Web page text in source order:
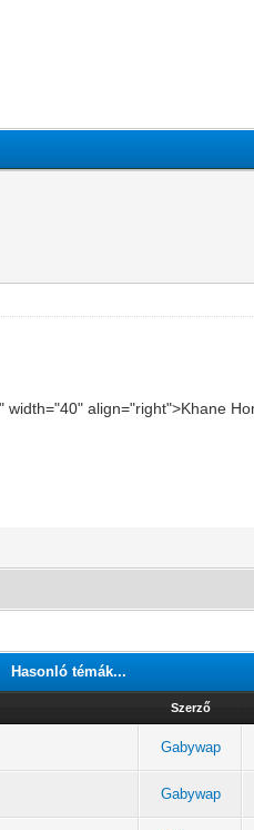
align="right">Khane
Hasonló témák...
Szerző
Gabywap
Gabywap